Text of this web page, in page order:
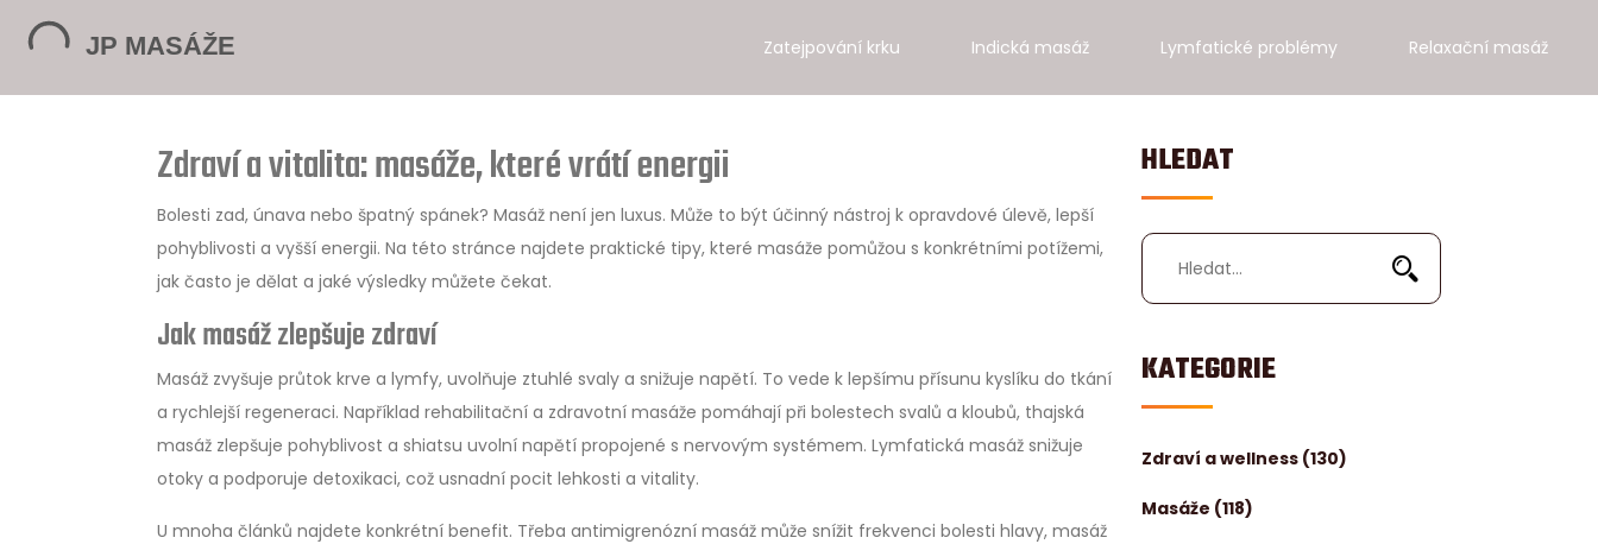
Zatejpování krku Indická masáž Lymfatické problémy Relaxační masáž
HLEDAT
KATEGORIE
Zdraví a wellness (130)
Masáže (118)
Zdraví a vitalita: masáže, které vrátí energii
Bolesti zad, únava nebo špatný spánek? Masáž není jen luxus. Může to být účinný nástroj k opravdové úlevě, lepší
pohyblivosti a vyšší energii. Na této stránce najdete praktické tipy, které masáže pomůžou s konkrétními potížemi,
jak často je dělat a jaké výsledky můžete čekat.
Jak masáž zlepšuje zdraví
Masáž zvyšuje průtok krve a lymfy, uvolňuje ztuhlé svaly a snižuje napětí. To vede k lepšímu přísunu kyslíku do tkání
a rychlejší regeneraci. Například rehabilitační a zdravotní masáže pomáhají při bolestech svalů a kloubů, thajská
masáž zlepšuje pohyblivost a shiatsu uvolní napětí propojené s nervovým systémem. Lymfatická masáž snižuje
otoky a podporuje detoxikaci, což usnadní pocit lehkosti a vitality.
U mnoha článků najdete konkrétní benefit. Třeba antimigrenózní masáž může snížit frekvenci bolesti hlavy, masáž